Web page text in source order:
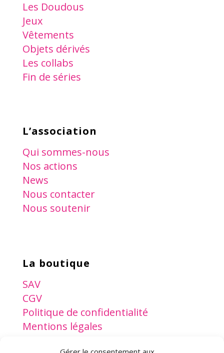
Les Doudous
Jeux
Vêtements
Objets dérivés
Les collabs
Fin de séries
L’association
Qui sommes-nous
Nos actions
News
Nous contacter
Nous soutenir
La boutique
SAV
CGV
Politique de confidentialité
Mentions légales